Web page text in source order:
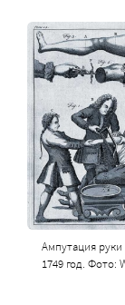
Ампутация
1749 год. Фото: